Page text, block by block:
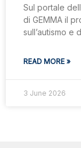
Sul portale
di GEMMA il
sull’autismo e
READ MORE »
3 June 2026